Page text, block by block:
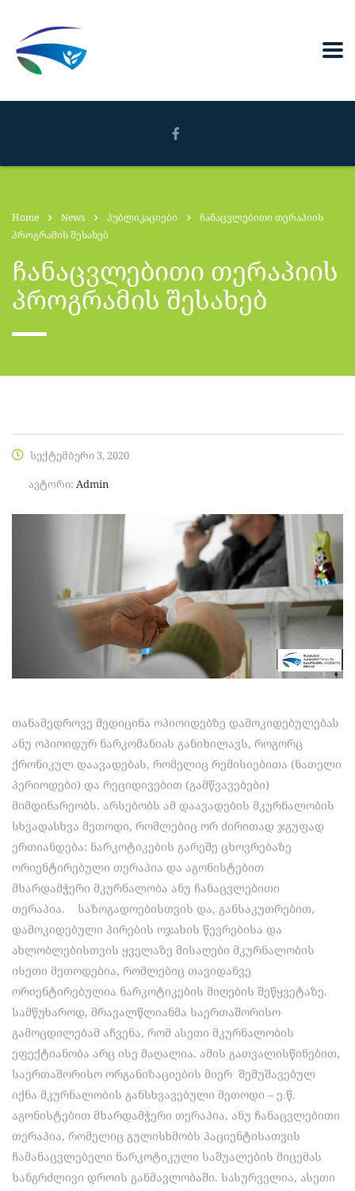
Home News პუბლიკაციები
ჩანაცვლებითი თერაპიის
პროგრამის შესახებ
ჩანაცვლებითი თერაპიის
პროგრამის შესახებ
სექტემბერი 3, 2020
ავტორი: Admin
თანამედროვე მედიცინა ოპიოიდებზე დამოკიდებულებას
ანუ ოპიოიდურ ნარკომანიას განიხილავს, როგორც
ქრონიკულ დაავადებას, რომელიც რემისიებითა (ნათელი
პერიოდები) და რეციდივებით (გამწვავებები)
მიმდინარეობს. არსებობს ამ დაავადების მკურნალობის
სხვადასხვა მეთოდი, რომლებიც ორ ძირითად ჯგუფად
ერთიანდება: ნარკოტიკების გარეშე ცხოვრებაზე
ორიენტირებული თერაპია და აგონისტებით
მხარდამჭერი მკურნალობა ანუ ჩანაცვლებითი
თერაპია. საზოგადოებისთვის და, განსაკუთრებით,
დამოკიდებული პირების ოჯახის წევრებისა და
ახლობლებისთვის ყველაზე მისაღები მკურნალობის
ისეთი მეთოდებია, რომლებიც თავიდანვე
ორიენტირებულია ნარკოტიკების მიღების შეწყვეტაზე.
სამწუხაროდ, მრავალწლიანმა საერთაშორისო
გამოცდილებამ აჩვენა, რომ ასეთი მკურნალობის
ეფექტიანობა არც ისე მაღალია. ამის გათვალისწინებით,
საერთაშორისო ორგანიზაციების მიერ შემუშავებულ
იქნა მკურნალობის განსხვავებული მეთოდი – ე.წ.
აგონისტებით მხარდამჭერი თერაპია, ანუ ჩანაცვლებითი
თერაპია, რომელიც გულისხმობს პაციენტისათვის
ჩამანაცვლებელი ნარკოტიკული საშუალების მიცემას
ხანგრძლივი დროის განმავლობაში. სასურველია, ასეთი